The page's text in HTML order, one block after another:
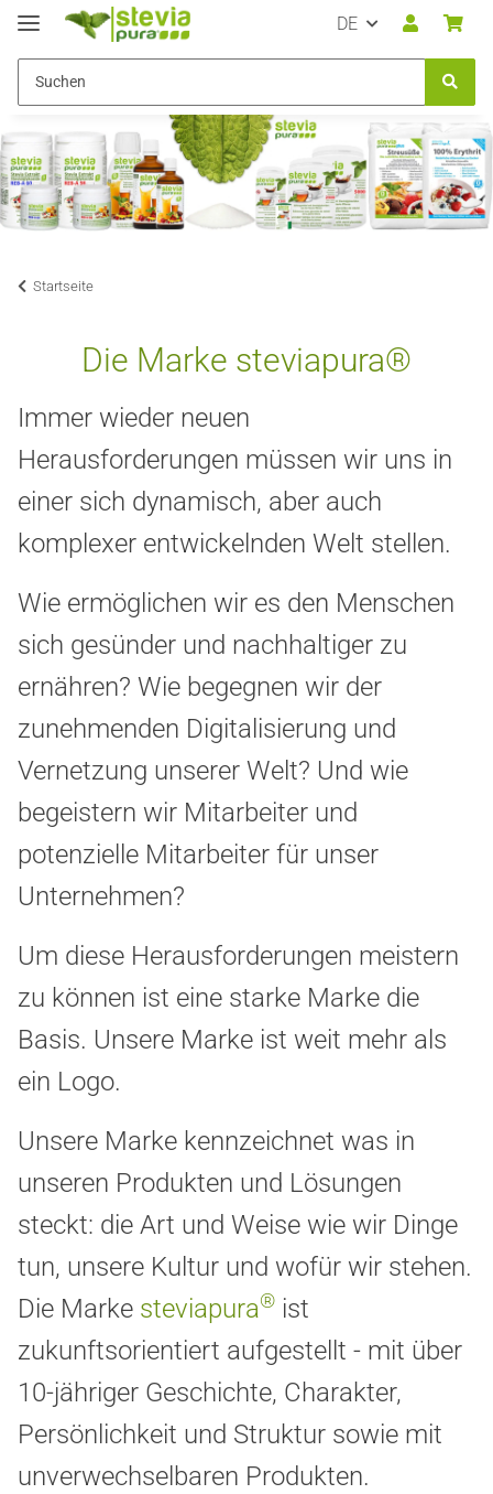
DE
Startseite
Die Marke steviapura®
Immer wieder neuen
Herausforderungen müssen wir uns in
einer sich dynamisch, aber auch
komplexer entwickelnden Welt stellen.
Wie ermöglichen wir es den Menschen
sich gesünder und nachhaltiger zu
ernähren? Wie begegnen wir der
zunehmenden Digitalisierung und
Vernetzung unserer Welt? Und wie
begeistern wir Mitarbeiter und
potenzielle Mitarbeiter für unser
Unternehmen?
Um diese Herausforderungen meistern
zu können ist eine starke Marke die
Basis. Unsere Marke ist weit mehr als
ein Logo.
Unsere Marke kennzeichnet was in
unseren Produkten und Lösungen
steckt: die Art und Weise wie wir Dinge
tun, unsere Kultur und wofür wir stehen.
Die Marke steviapura® ist
zukunftsorientiert aufgestellt - mit über
10-jähriger Geschichte, Charakter,
Persönlichkeit und Struktur sowie mit
unverwechselbaren Produkten.